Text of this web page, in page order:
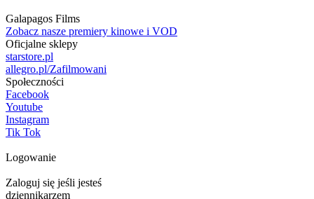
Galapagos Films
Zobacz nasze premiery kinowe i VOD
Oficjalne sklepy
starstore.pl
allegro.pl/Zafilmowani
Społeczności
Facebook
Youtube
Instagram
Tik Tok
Logowanie
Zaloguj się jeśli jesteś
dziennikarzem